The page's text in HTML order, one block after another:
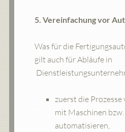
5. Vereinfachung vor
Was für die
gilt auch für Abläufe in
zuerst die
mit Maschinen
automatisieren,